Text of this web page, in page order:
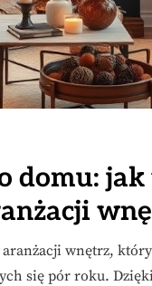
domu:
wnętrz,
się pór roku.